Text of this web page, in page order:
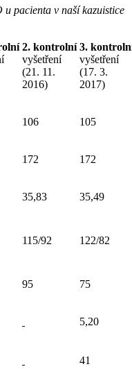
pacienta v naší kazuistice
2. kontrolní
vyšetření
(21. 11.
2016)
3.
vyšetření
(17. 3.
2017)
106 105
172 172
35,83 35,49
115/92 122/82
95 75
5,20
41